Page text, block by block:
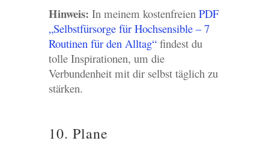
Hinweis: In meinem kostenfreien PDF
„Selbstfürsorge für Hochsensible – 7
Routinen für den Alltag“findest du
tolle Inspirationen, um die
Verbundenheit mit dir selbst täglich zu
stärken.
10. Plane